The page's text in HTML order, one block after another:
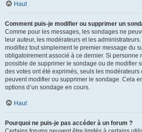
Haut
Comment puis-je modifier ou supprimer un
Comme pour les messages, les sondages ne
leur auteur, les modérateurs et les
modifiez tout simplement le premier message du
obligatoirement associé à ce dernier. Si personne
possible de supprimer le sondage ou de modifier
des votes ont été exprimés, seuls les modérateurs
peuvent modifier ou supprimer le sondage. Cela
options d’un sondage en cours.
Haut
Pourquoi ne puis-je pas accéder à un forum ?